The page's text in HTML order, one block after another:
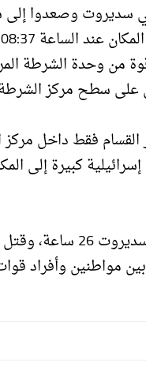
عندما تمكنت قوة من
يتواجد عناصر القسام
كبيرة إلى